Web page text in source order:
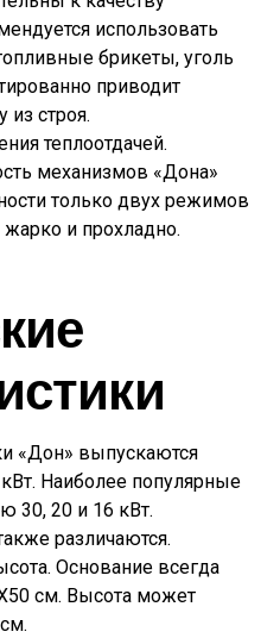
использовать
брикеты, уголь
приводит
строя.
теплоотдачей.
механизмов «Дона»
только двух режимов
и прохладно.
«Дон» выпускаются
Наиболее популярные
30, 20 и 16 кВт.
различаются.
Основание всегда
см. Высота может